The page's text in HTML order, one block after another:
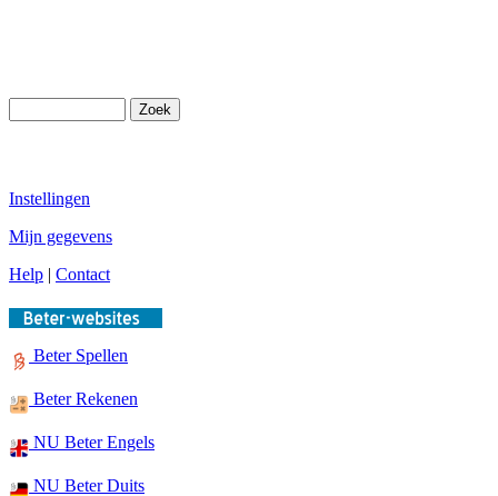
Instellingen
Mijn gegevens
Help | Contact
Beter Spellen
Beter Rekenen
NU Beter Engels
NU Beter Duits